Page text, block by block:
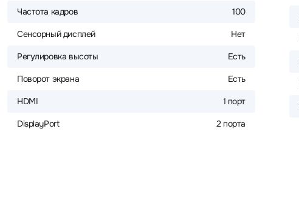
Частота кадров 100
Сенсорный дисплей Нет
Регулировка высоты Есть
Поворот экрана Есть
HDMI 1 порт
DisplayPort 2 порта